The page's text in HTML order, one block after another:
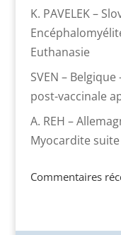
K. PAVELEK –
Euthanasie
SVEN –
post-vaccinale
A. REH –
Myocardite
Commentaires